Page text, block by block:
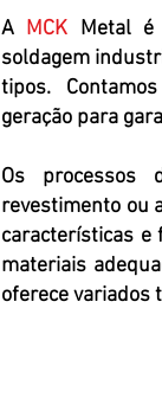
A MCK Metal é
soldagem
tipos.
geração para
Os processos
revestimento ou
características e
materiais
oferece variados